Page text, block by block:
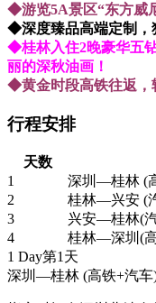
◆游览5A景区“东方威
◆深度臻品高端定制，
◆桂林入住2晚豪华五
丽的深秋油画！
◆黄金时段高铁往返，
行程安排
天数
1
深圳—桂林 (
2
桂林—兴安 (
3
兴安—桂林(
4
桂林—深圳(
1 Day第1天
深圳—桂林 (高铁+汽车